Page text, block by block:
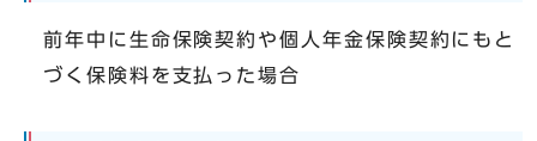
前年中に生命保険契約や個人年金保険契約にもと
づく保険料を支払った場合